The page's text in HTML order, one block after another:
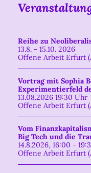
Reihe zu
13.8. - 15.10. 2026
Offene Arbeit Erfurt
Vortrag mit Sophia
Experimentierfeld
13.08.2026 19:30 Uhr
Offene Arbeit Erfurt
Vom
Big Tech und die
14.8.2026, 16:00 -
Offene Arbeit Erfurt